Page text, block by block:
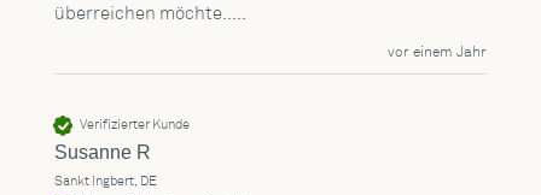
überreichen möchte.....
vor einem Jahr
Verifizierter Kunde
Susanne R
Sankt Ingbert, DE